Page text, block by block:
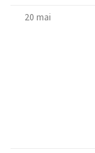
20 mai